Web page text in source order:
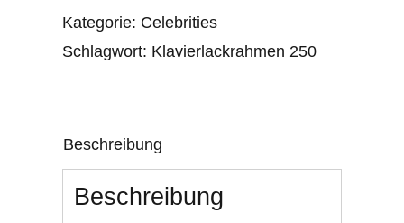
Kategorie: Celebrities
Schlagwort: Klavierlackrahmen 250
Beschreibung
Beschreibung